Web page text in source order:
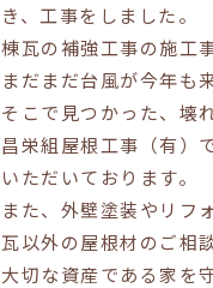
き、工事をしました。
棟瓦の補強工事の施工
まだまだ台風が今年も
そこで見つかった、壊
昌栄組屋根工事（有）
いただいております。
また、外壁塗装やリフ
瓦以外の屋根材のご相
大切な資産である家を